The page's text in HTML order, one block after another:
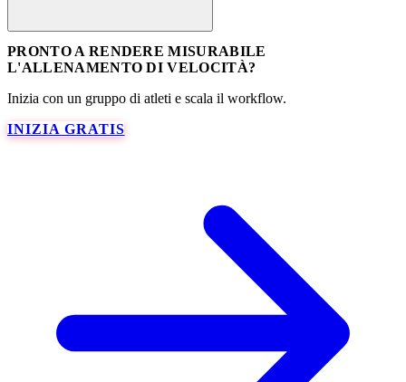
PRONTO A RENDERE MISURABILE
L'ALLENAMENTO DI VELOCITÀ?
Inizia con un gruppo di atleti e scala il workflow.
INIZIA GRATIS